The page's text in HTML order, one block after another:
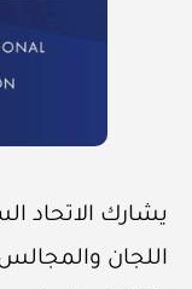
يشارك الاتحاد
اللجان والمجالس